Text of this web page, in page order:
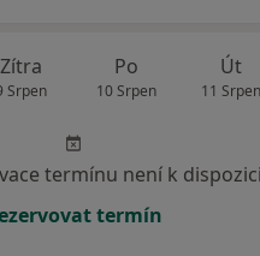
Zítra
Srpen
Po
10 Srpen
Út
11 Srpen
termínu není k dispozici
termín